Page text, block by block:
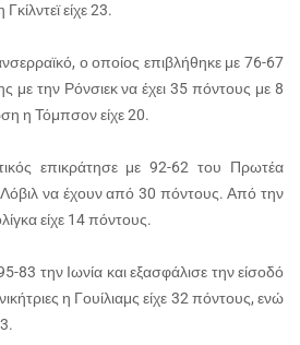
είχε 23.
ο οποίος επιβλήθηκε με 76-67
την Ρόνσιεκ να έχει 35 πόντους με 8
η Τόμπσον είχε 20.
επικράτησε με 92-62 του Πρωτέα
Λόβιλ να έχουν από 30 πόντους. Από την
είχε 14 πόντους.
83 την Ιωνία και εξασφάλισε την είσοδό
η Γουίλιαμς είχε 32 πόντους, ενώ